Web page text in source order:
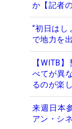
か【記者の
“初日はし
で地力を
【WITB
べてが異
るのが楽し
来週日本
アン・シ